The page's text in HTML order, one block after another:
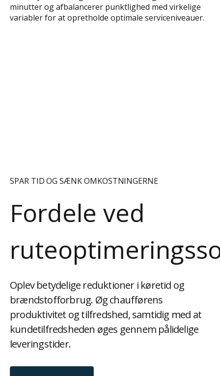
minutter og afbalancerer punktlighed med virkelige
variabler for at opretholde optimale serviceniveauer.
SPAR TID OG SÆNK OMKOSTNINGERNE
Fordele ved
Oplev betydelige reduktioner i køretid og
brændstofforbrug. Øg chaufførens
produktivitet og tilfredshed, samtidig med at
kundetilfredsheden øges gennem pålidelige
leveringstider.